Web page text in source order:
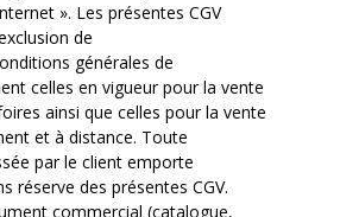
». Les présentes CGV
de
s générales de
celles en vigueur pour la vente
ainsi que celles pour la vente
et à distance. Toute
par le client emporte
réserve des présentes CGV.
commercial (catalogue,